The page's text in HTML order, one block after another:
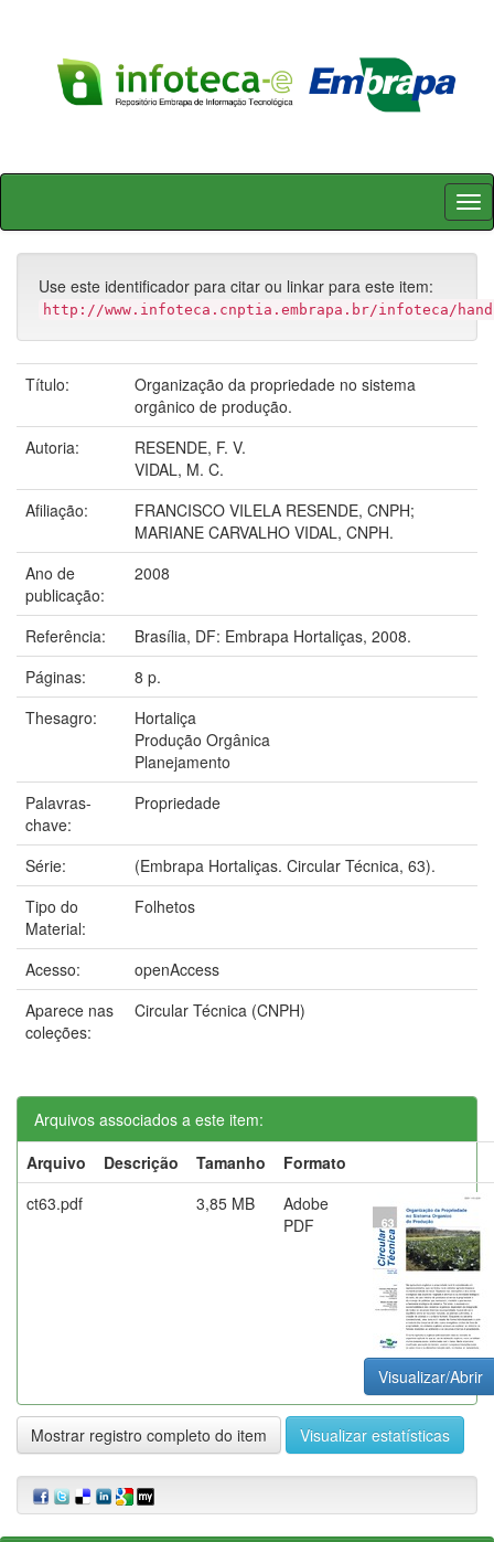
Skip
Use este identificador para citar ou linkar para este item:
http://www.infoteca.cnptia.embrapa.br/infoteca/
Título:
Organização da propriedade no sistema
orgânico de produção.
Autoria:
RESENDE, F. V.
VIDAL, M. C.
Afiliação:
FRANCISCO VILELA RESENDE, CNPH;
MARIANE CARVALHO VIDAL, CNPH.
Ano de
publicação:
2008
Referência:
Brasília, DF: Embrapa Hortaliças, 2008.
Páginas:
8 p.
Thesagro:
Hortaliça
Produção Orgânica
Planejamento
Palavras-
chave:
Propriedade
Série:
(Embrapa Hortaliças. Circular Técnica, 63).
Tipo do
Material:
Folhetos
Acesso:
openAccess
Aparece nas
coleções:
Circular Técnica (CNPH)
Arquivos associados a este item:
Arquivo
Descrição Tamanho
Formato
ct63.pdf
3,85 MB
Adobe
PDF
Visualizar/Abrir
Mostrar registro completo do item Visualizar estatísticas